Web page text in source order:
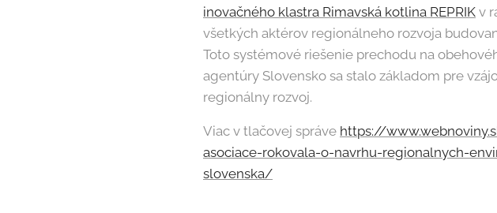
inovačného klastra Rimavská kotlina REPRIK v
všetkých aktérov regionálneho rozvoja
Toto systémové riešenie prechodu na
agentúry Slovensko sa stalo základom pre
regionálny rozvoj.
Viac v tlačovej správe https://
asociace-rokovala-o-navrhu-regionalnych-
slovenska/